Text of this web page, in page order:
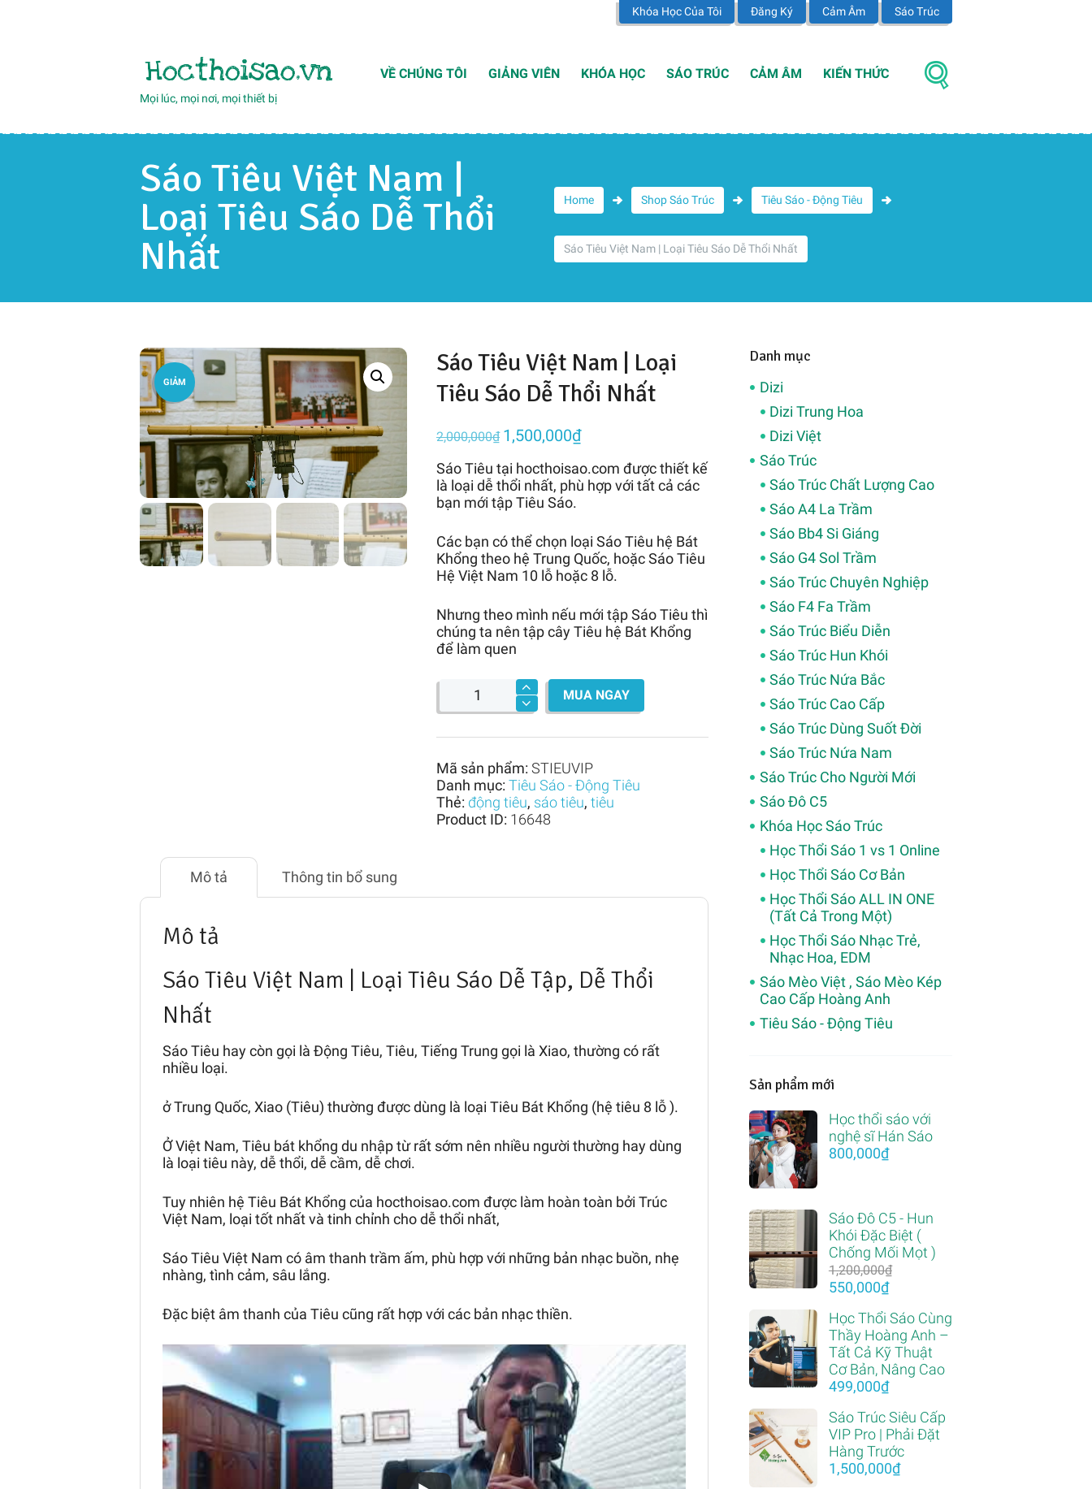
Khóa Học Của Tôi Đăng Ký Cảm Âm Sáo Trúc
Hocthoisao.vn
Mọi lúc, mọi nơi, mọi thiết bị
VỀ CHÚNG TÔI GIẢNG VIÊN KHÓA HỌC SÁO TRÚC CẢM ÂM KIẾN THỨC
Home Shop Sáo Trúc Tiêu Sáo - Động Tiêu
Sáo Tiêu Việt Nam | Loại Tiêu Sáo Dễ Thổi Nhất
Sáo Tiêu Việt Nam |
Loại Tiêu Sáo Dễ Thổi
Nhất
GIẢM
GIÁ!
Sáo Tiêu Việt Nam | Loại
Tiêu Sáo Dễ Thổi Nhất
2,000,000₫ Giá
là:
2,000,000₫.
1,500,000₫Giá
tại
là:
Sáo Tiêu tại hocthoisao.com được thiết kế
là loại dễ thổi nhất, phù hợp với tất cả các
bạn mới tập Tiêu Sáo.
Các bạn có thể chọn loại Sáo Tiêu hệ Bát
Khổng theo hệ Trung Quốc, hoặc Sáo Tiêu
Hệ Việt Nam 10 lỗ hoặc 8 lỗ.
Nhưng theo mình nếu mới tập Sáo Tiêu thì
chúng ta nên tập cây Tiêu hệ Bát Khổng
để làm quen
Sáo
Việt
|
Loại
Tiêu
Sáo
Dễ
Thổi
Nhất
MUA NGAY
Mã sản phẩm: STIEUVIP
Danh mục: Tiêu Sáo - Động Tiêu
Thẻ: động tiêu, sáo tiêu, tiêu
Product ID: 16648
Mô tả Thông tin bổ sung
Mô tả
Sáo Tiêu Việt Nam | Loại Tiêu Sáo Dễ Tập, Dễ Thổi
Nhất
Sáo Tiêu hay còn gọi là Động Tiêu, Tiêu, Tiếng Trung gọi là Xiao, thường có rất
nhiều loại.
ở Trung Quốc, Xiao (Tiêu) thường được dùng là loại Tiêu Bát Khổng (hệ tiêu 8 lỗ ).
Ở Việt Nam, Tiêu bát khổng du nhập từ rất sớm nên nhiều người thường hay dùng
là loại tiêu này, dễ thổi, dễ cầm, dễ chơi.
Tuy nhiên hệ Tiêu Bát Khổng của hocthoisao.com được làm hoàn toàn bởi Trúc
Việt Nam, loại tốt nhất và tinh chỉnh cho dễ thổi nhất,
Sáo Tiêu Việt Nam có âm thanh trầm ấm, phù hợp với những bản nhạc buồn, nhẹ
nhàng, tình cảm, sâu lắng.
Đặc biệt âm thanh của Tiêu cũng rất hợp với các bản nhạc thiền.
Danh mục
Dizi
Dizi Trung Hoa
Dizi Việt
Sáo Trúc
Sáo Trúc Chất Lượng Cao
Sáo A4 La Trầm
Sáo Bb4 Si Giáng
Sáo G4 Sol Trầm
Sáo Trúc Chuyên Nghiệp
Sáo F4 Fa Trầm
Sáo Trúc Biểu Diễn
Sáo Trúc Hun Khói
Sáo Trúc Nứa Bắc
Sáo Trúc Cao Cấp
Sáo Trúc Dùng Suốt Đời
Sáo Trúc Nứa Nam
Sáo Trúc Cho Người Mới
Sáo Đô C5
Khóa Học Sáo Trúc
Học Thổi Sáo 1 vs 1 Online
Học Thổi Sáo Cơ Bản
Học Thổi Sáo ALL IN ONE
(Tất Cả Trong Một)
Học Thổi Sáo Nhạc Trẻ,
Nhạc Hoa, EDM
Sáo Mèo Việt , Sáo Mèo Kép
Cao Cấp Hoàng Anh
Tiêu Sáo - Động Tiêu
Sản phẩm mới
Học thổi sáo với
nghệ sĩ Hán Sáo
800,000₫
Sáo Đô C5 - Hun
Khói Đặc Biệt (
Chống Mối Mọt )
1,200,000₫
Giá
là:
1,200,000₫.
550,000₫Giá
tại
là:
550,000₫.
Học Thổi Sáo Cùng
Thầy Hoàng Anh –
Tất Cả Kỹ Thuật
Cơ Bản, Nâng Cao
499,000₫
Sáo Trúc Siêu Cấp
VIP Pro | Phải Đặt
Hàng Trước
1,500,000₫